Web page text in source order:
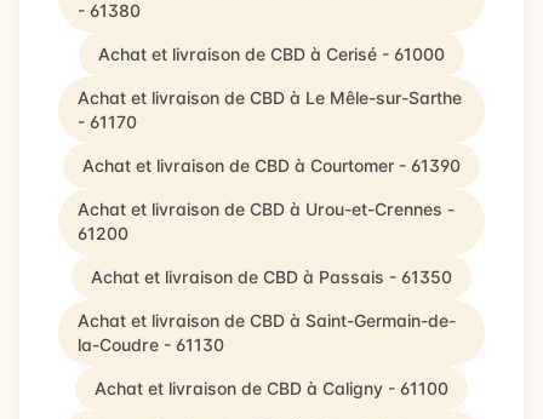
- 61380
Achat et livraison de CBD à Cerisé - 61000
Achat et livraison de CBD à Le Mêle-sur-Sarthe
- 61170
Achat et livraison de CBD à Courtomer - 61390
Achat et livraison de CBD à Urou-et-Crennes -
61200
Achat et livraison de CBD à Passais - 61350
Achat et livraison de CBD à Saint-Germain-de-
la-Coudre - 61130
Achat et livraison de CBD à Caligny - 61100